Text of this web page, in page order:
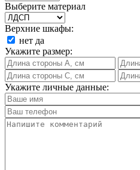
Выберите материал
Верхние шкафы:
нет да
Укажите размер:
Укажите личные данные: